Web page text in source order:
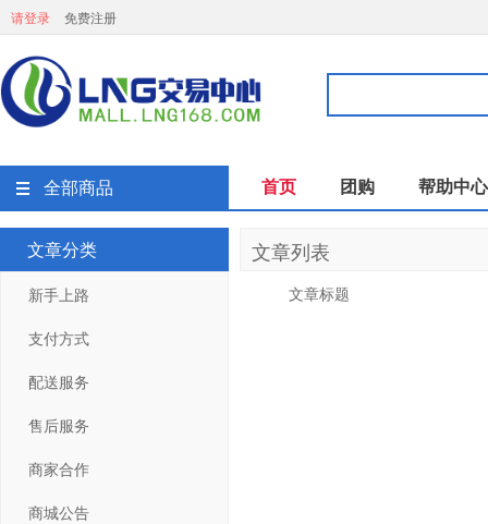
请登录 免费注册
全部商品 首页 团购 帮助中心
文章分类
新手上路
支付方式
配送服务
售后服务
商家合作
商城公告
文章列表
文章标题